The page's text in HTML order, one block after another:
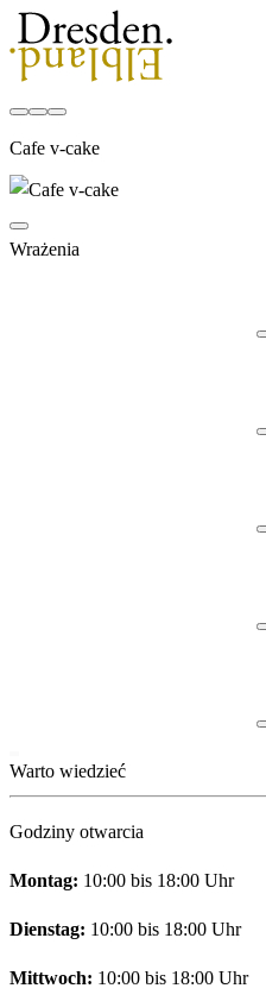
Cafe v-cake
Wrażenia
Warto wiedzieć
Godziny otwarcia
Montag: 10:00 bis 18:00 Uhr
Dienstag: 10:00 bis 18:00 Uhr
Mittwoch: 10:00 bis 18:00 Uhr